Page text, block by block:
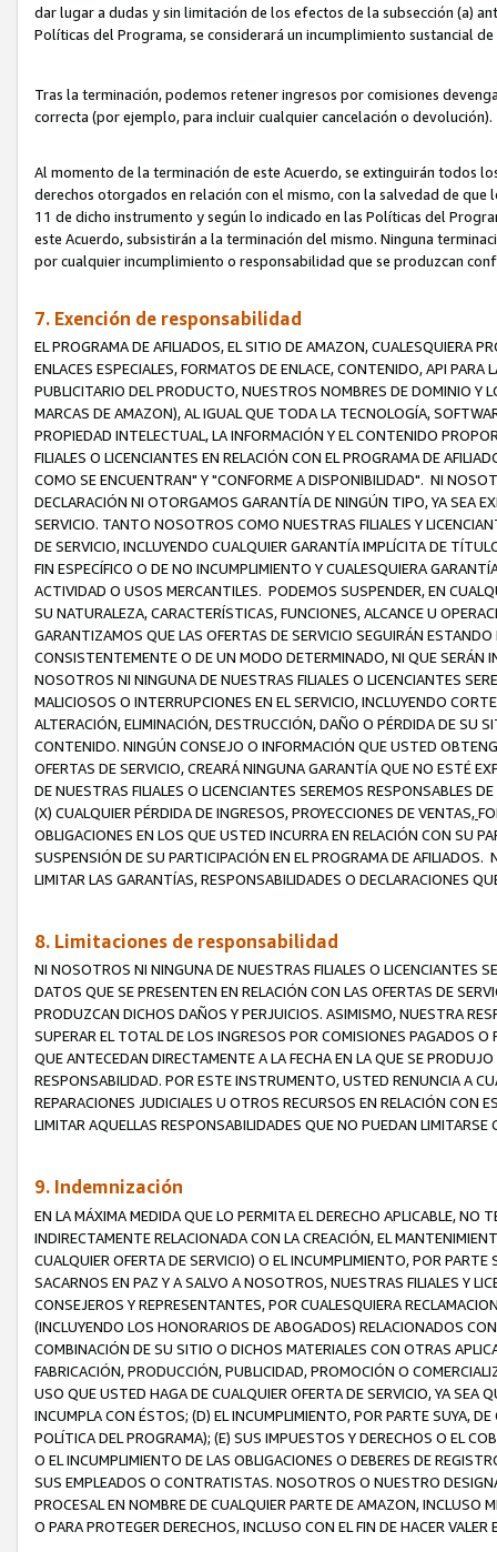
dar lugar a dudas y sin limitación de los efectos de la subsección (a)
Políticas del Programa, se considerará un incumplimiento sustancial
Tras la terminación, podemos retener ingresos por comisiones
correcta (por ejemplo, para incluir cualquier cancelación o devolución).
Al momento de la terminación de este Acuerdo, se extinguirán todos
derechos otorgados en relación con el mismo, con la salvedad de
11 de dicho instrumento y según lo indicado en las Políticas del
este Acuerdo, subsistirán a la terminación del mismo. Ninguna
por cualquier incumplimiento o responsabilidad que se produzcan
7. Exención de responsabilidad
EL PROGRAMA DE AFILIADOS, EL SITIO DE AMAZON, CUALESQUIERA
ENLACES ESPECIALES, FORMATOS DE ENLACE, CONTENIDO, API
PUBLICITARIO DEL PRODUCTO, NUESTROS NOMBRES DE DOMINIO Y
MARCAS DE AMAZON), AL IGUAL QUE TODA LA TECNOLOGÍA,
PROPIEDAD INTELECTUAL, LA INFORMACIÓN Y EL CONTENIDO
FILIALES O LICENCIANTES EN RELACIÓN CON EL PROGRAMA DE
COMO SE ENCUENTRAN" Y "CONFORME A DISPONIBILIDAD". NI
DECLARACIÓN NI OTORGAMOS GARANTÍA DE NINGÚN TIPO, YA SEA
SERVICIO. TANTO NOSOTROS COMO NUESTRAS FILIALES Y
DE SERVICIO, INCLUYENDO CUALQUIER GARANTÍA IMPLÍCITA DE
FIN ESPECÍFICO O DE NO INCUMPLIMIENTO Y CUALESQUIERA
ACTIVIDAD O USOS MERCANTILES. PODEMOS SUSPENDER, EN
SU NATURALEZA, CARACTERÍSTICAS, FUNCIONES, ALCANCE U
GARANTIZAMOS QUE LAS OFERTAS DE SERVICIO SEGUIRÁN
CONSISTENTEMENTE O DE UN MODO DETERMINADO, NI QUE SERÁN
NOSOTROS NI NINGUNA DE NUESTRAS FILIALES O LICENCIANTES
MALICIOSOS O INTERRUPCIONES EN EL SERVICIO, INCLUYENDO
ALTERACIÓN, ELIMINACIÓN, DESTRUCCIÓN, DAÑO O PÉRDIDA DE SU
CONTENIDO. NINGÚN CONSEJO O INFORMACIÓN QUE USTED
OFERTAS DE SERVICIO, CREARÁ NINGUNA GARANTÍA QUE NO ESTÉ
DE NUESTRAS FILIALES O LICENCIANTES SEREMOS RESPONSABLES
(X) CUALQUIER PÉRDIDA DE INGRESOS, PROYECCIONES DE VENTAS,
OBLIGACIONES EN LOS QUE USTED INCURRA EN RELACIÓN CON SU
SUSPENSIÓN DE SU PARTICIPACIÓN EN EL PROGRAMA DE
LIMITAR LAS GARANTÍAS, RESPONSABILIDADES O DECLARACIONES
8. Limitaciones de responsabilidad
NI NOSOTROS NI NINGUNA DE NUESTRAS FILIALES O LICENCIANTES
DATOS QUE SE PRESENTEN EN RELACIÓN CON LAS OFERTAS DE
PRODUZCAN DICHOS DAÑOS Y PERJUICIOS. ASIMISMO, NUESTRA
SUPERAR EL TOTAL DE LOS INGRESOS POR COMISIONES PAGADOS
QUE ANTECEDAN DIRECTAMENTE A LA FECHA EN LA QUE SE
RESPONSABILIDAD. POR ESTE INSTRUMENTO, USTED RENUNCIA A
REPARACIONES JUDICIALES U OTROS RECURSOS EN RELACIÓN CON
LIMITAR AQUELLAS RESPONSABILIDADES QUE NO PUEDAN LIMITARSE
9. Indemnización
EN LA MÁXIMA MEDIDA QUE LO PERMITA EL DERECHO APLICABLE,
INDIRECTAMENTE RELACIONADA CON LA CREACIÓN, EL
CUALQUIER OFERTA DE SERVICIO) O EL INCUMPLIMIENTO, POR
SACARNOS EN PAZ Y A SALVO A NOSOTROS, NUESTRAS FILIALES Y
CONSEJEROS Y REPRESENTANTES, POR CUALESQUIERA
(INCLUYENDO LOS HONORARIOS DE ABOGADOS) RELACIONADOS
COMBINACIÓN DE SU SITIO O DICHOS MATERIALES CON OTRAS
FABRICACIÓN, PRODUCCIÓN, PUBLICIDAD, PROMOCIÓN O
USO QUE USTED HAGA DE CUALQUIER OFERTA DE SERVICIO, YA SEA
INCUMPLA CON ÉSTOS; (D) EL INCUMPLIMIENTO, POR PARTE SUYA,
POLÍTICA DEL PROGRAMA); (E) SUS IMPUESTOS Y DERECHOS O EL
O EL INCUMPLIMIENTO DE LAS OBLIGACIONES O DEBERES DE
SUS EMPLEADOS O CONTRATISTAS. NOSOTROS O NUESTRO
PROCESAL EN NOMBRE DE CUALQUIER PARTE DE AMAZON, INCLUSO
O PARA PROTEGER DERECHOS, INCLUSO CON EL FIN DE HACER VALER